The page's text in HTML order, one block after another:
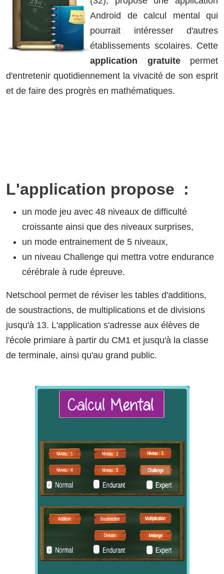
Android de calcul mental qui
pourrait intéresser d'autres
établissements scolaires. Cette
application gratuitepermet
d'entretenir quotidiennement la vivacité de son esprit
et de faire des progrès en mathématiques.
L'application propose :
un mode jeu avec 48 niveaux de difficulté
croissante ainsi que des niveaux surprises,
un mode entrainement de 5 niveaux,
un niveau Challenge qui mettra votre endurance
cérébrale à rude épreuve.
Netschool permet de réviser les tables d'additions,
de soustractions, de multiplications et de divisions
jusqu'à 13. L'application s'adresse aux élèves de
l'école primiare à partir du CM1 et jusqu'à la classe
de terminale, ainsi qu'au grand public.